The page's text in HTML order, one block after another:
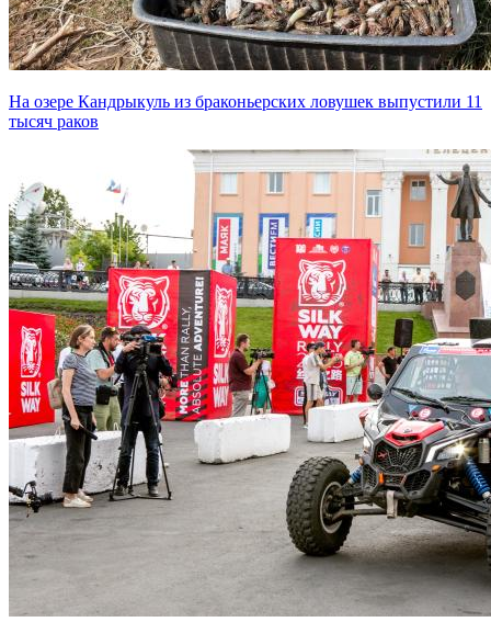
На озере Кандрыкуль из браконьерских ловушек выпустили 11
тысяч раков